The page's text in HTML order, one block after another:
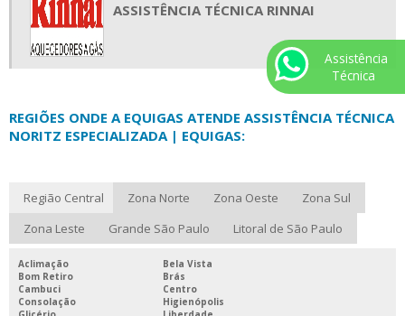
ASSISTÊNCIA TÉCNICA RINNAI
REGIÕES ONDE A EQUIGAS ATENDE ASSISTÊNCIA TÉCNICA
NORITZ ESPECIALIZADA | EQUIGAS:
Região Central Zona Norte Zona Oeste
Zona Sul
Zona Leste
Grande São Paulo Litoral de São Paulo
Aclimação
Bela Vista
Bom Retiro
Brás
Cambuci
Centro
Consolação
Higienópolis
Assistência
Técnica